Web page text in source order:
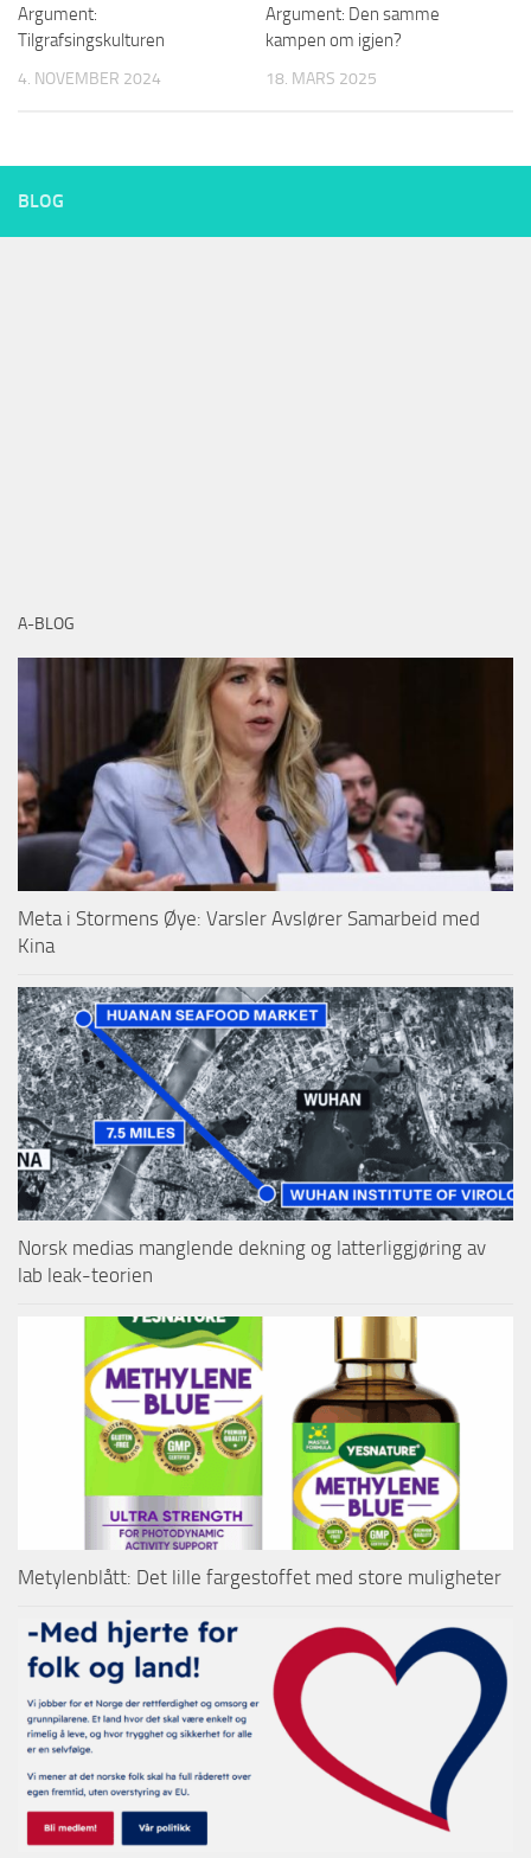
Argument:
Tilgrafsingskulturen
4. NOVEMBER 2024
Argument: Den samme
kampen om igjen?
18. MARS 2025
BLOG
A-BLOG
Meta i Stormens Øye: Varsler Avslører Samarbeid med
Kina
Norsk medias manglende dekning og latterliggjøring av
lab leak-teorien
Metylenblått: Det lille fargestoffet med store muligheter